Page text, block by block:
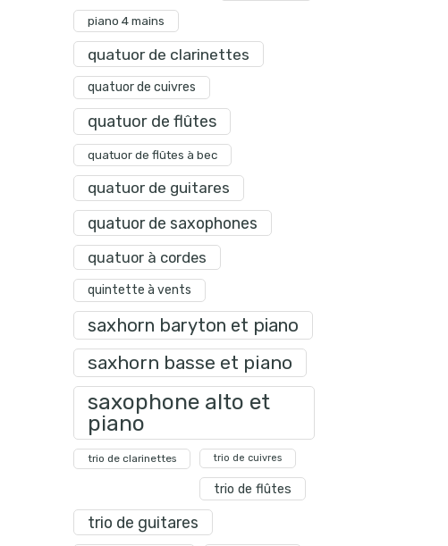
piano 4 mains
quatuor de clarinettes
quatuor de cuivres
quatuor de flûtes
quatuor de flûtes à bec
quatuor de guitares
quatuor de saxophones
quatuor à cordes
quintette à vents
saxhorn baryton et piano
saxhorn basse et piano
saxophone alto et
piano
trio de clarinettes trio de cuivres
trio de flûtes
trio de guitares